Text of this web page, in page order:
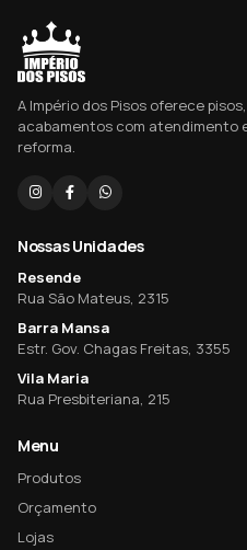
A Império dos Pisos oferece
acabamentos com atendimento
reforma.
Nossas Unidades
Resende
Rua São Mateus, 2315
Barra Mansa
Estr. Gov. Chagas Freitas, 3355
Vila Maria
Rua Presbiteriana, 215
Menu
Produtos
Orçamento
Lojas